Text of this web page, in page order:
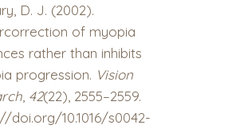
D. J. (2002).
of myopia
rather than inhibits
progression. Vision
42(22), 2555–2559.
doi.org/10.1016/s0042-